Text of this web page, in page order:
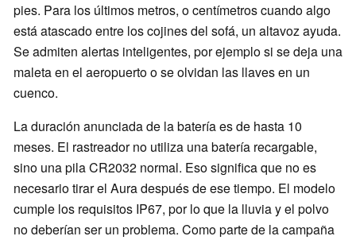
pies. Para los últimos metros, o centímetros cuando algo
está atascado entre los cojines del sofá, un altavoz ayuda.
Se admiten alertas inteligentes, por ejemplo si se deja una
maleta en el aeropuerto o se olvidan las llaves en un
cuenco.
La duración anunciada de la batería es de hasta 10
meses. El rastreador no utiliza una batería recargable,
sino una pila CR2032 normal. Eso significa que no es
necesario tirar el Aura después de ese tiempo. El modelo
cumple los requisitos IP67, por lo que la lluvia y el polvo
no deberían ser un problema. Como parte de la campaña